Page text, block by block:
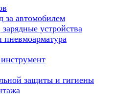
за автомобилем
устройства
защиты и гигиены